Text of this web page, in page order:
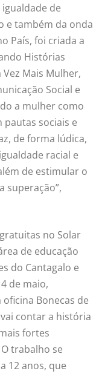
de
e também da onda
País, foi criada a
Histórias
Vez Mais Mulher,
Social e
a mulher como
sociais e
de forma lúdica,
racial e
de estimular o
superação”,
no Solar
de educação
do Cantagalo e
de maio,
Bonecas de
contar a história
fortes
trabalho se
12 anos, que